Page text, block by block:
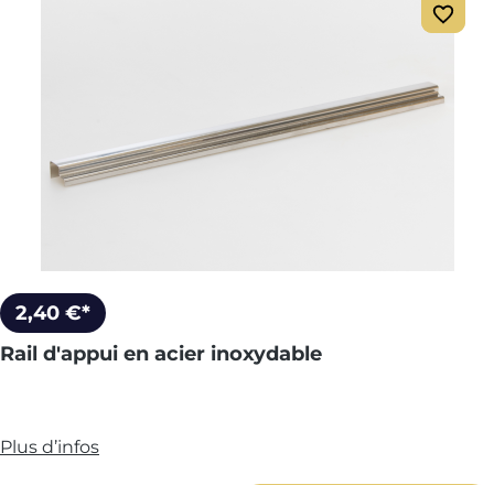
2,40 €*
Rail d'appui en acier inoxydable
Plus d’infos